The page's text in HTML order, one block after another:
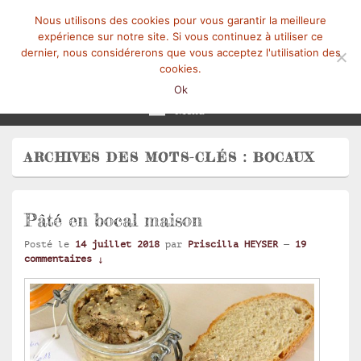
ARCHIVES DES MOTS-CLÉS :BOCAUX
Pâté en bocal maison
Posté le 14 juillet 2018 par Priscilla HEYSER — 19
commentaires ↓
Nous utilisons des cookies pour vous garantir la meilleure
expérience sur notre site. Si vous continuez à utiliser ce
dernier, nous considérerons que vous acceptez l'utilisation des
cookies.
Ok